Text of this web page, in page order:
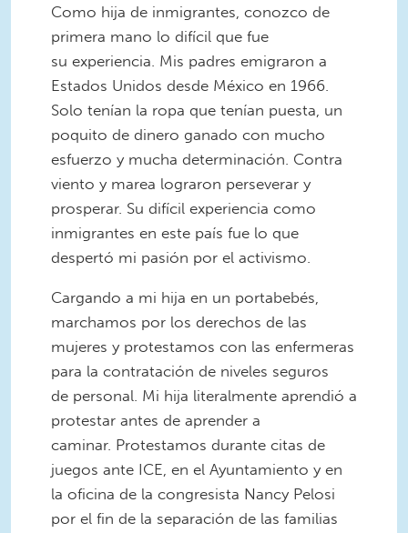
Como hija de inmigrantes, conozco de
primera mano lo difícil que fue
su experiencia. Mis padres emigraron a
Estados Unidos desde México en 1966.
Solo tenían la ropa que tenían puesta, un
poquito de dinero ganado con mucho
esfuerzo y mucha determinación. Contra
viento y marea lograron perseverar y
prosperar. Su difícil experiencia como
inmigrantes en este país fue lo que
despertó mi pasión por el activismo.
Cargando a mi hija en un portabebés,
marchamos por los derechos de las
mujeres y protestamos con las enfermeras
para la contratación de niveles seguros
de personal. Mi hija literalmente aprendió a
protestar antes de aprender a
caminar. Protestamos durante citas de
juegos ante ICE, en el Ayuntamiento y en
la oficina de la congresista Nancy Pelosi
por el fin de la separación de las familias